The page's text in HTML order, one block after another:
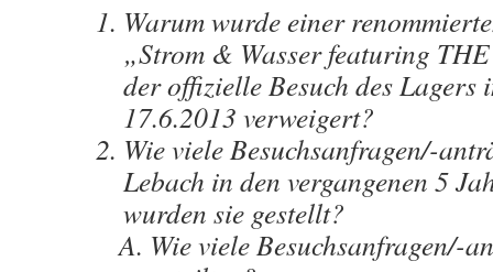
Warum wurde einer
„Strom & Wasser featuring
der offizielle Besuch des Lagers
17.6.2013 verweigert?
Wie viele Besuchsanfragen/-
Lebach in den vergangenen 5
wurden sie gestellt?
Wie viele Besuchsanfragen/-